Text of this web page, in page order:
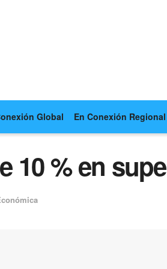
Global En Conexión Regional
10 % en